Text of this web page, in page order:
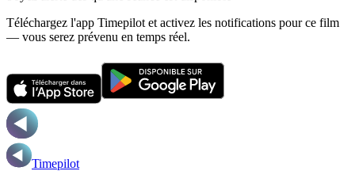
Téléchargez l'app Timepilot et activez les notifications pour ce film
— vous serez prévenu en temps réel.
Timepilot